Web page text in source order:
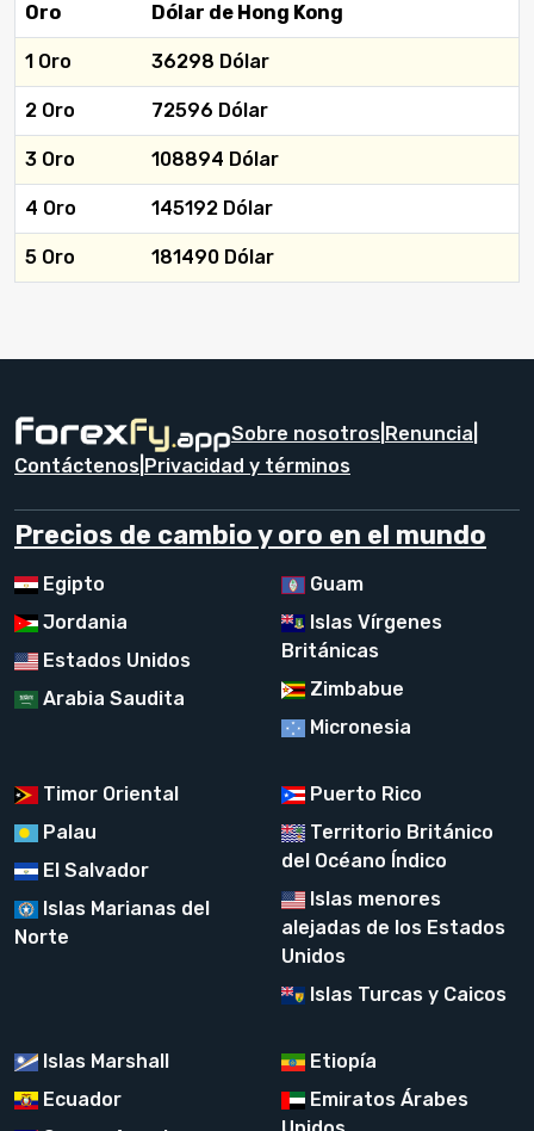
Oro Dólar de Hong Kong
1 Oro 36298 Dólar
2 Oro 72596 Dólar
3 Oro 108894 Dólar
4 Oro 145192 Dólar
5 Oro 181490 Dólar
Sobre nosotros Renuncia
Contáctenos Privacidad y términos
Precios de cambio y oro en el mundo
Egipto
Jordania
Estados Unidos
Arabia Saudita
Guam
Islas Vírgenes
Británicas
Zimbabue
Micronesia
Timor Oriental
Palau
El Salvador
Islas Marianas del
Norte
Puerto Rico
Territorio Británico
del Océano Índico
Islas menores
alejadas de los Estados
Unidos
Islas Turcas y Caicos
Islas Marshall
Ecuador
Etiopía
Emiratos Árabes